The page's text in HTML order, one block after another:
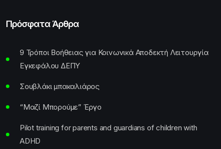
Πρόσφατα Άρθρα
9 Τρόποι Βοήθειας για Κοινωνικά Αποδεκτή Λειτουργία
Εγκεφάλου ΔΕΠΥ
Σουβλάκι μπακαλιάρος
“Μαζί Μπορούμε” Έργο
Pilot training for parents and guardians of children with
ADHD